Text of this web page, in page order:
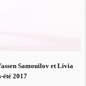
Samouilov et Livia
été 2017